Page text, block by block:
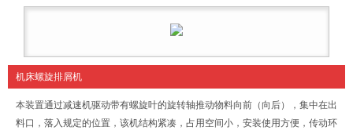
机床螺旋排屑机
本装置通过减速机驱动带有螺旋叶的旋转轴推动物料向前（向后），集中在出
料口，落入规定的位置，该机结构紧凑，占用空间小，安装使用方便，传动环